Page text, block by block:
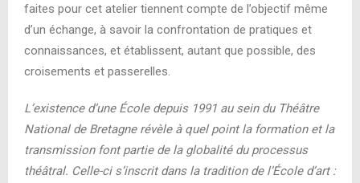
faites pour cet atelier tiennent compte de l’objectif même
d’un échange, à savoir la confrontation de pratiques et
connaissances, et établissent, autant que possible, des
croisements et passerelles.
L’existence d’une École depuis 1991 au sein du Théâtre
National de Bretagne révèle à quel point la formation et la
transmission font partie de la globalité du processus
théâtral. Celle-ci s’inscrit dans la tradition de l’École d’art :